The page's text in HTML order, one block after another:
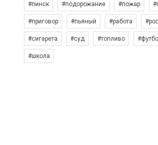
#пинск #подорожание #пожар
#приговор #пьяный #работа
#сигарета #суд #топливо
#школа